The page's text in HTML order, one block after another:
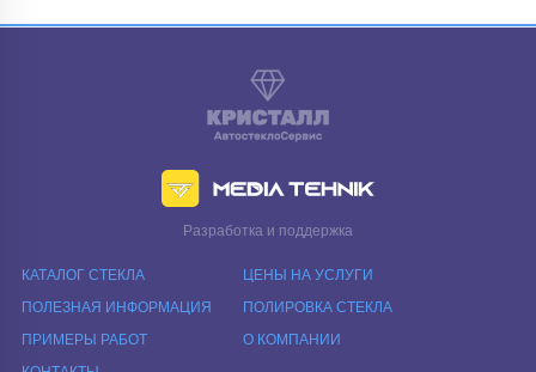
Разработка и поддержка
КАТАЛОГ СТЕКЛА
ЦЕНЫ НА УСЛУГИ
ПОЛЕЗНАЯ ИНФОРМАЦИЯ
ПОЛИРОВКА СТЕКЛА
ПРИМЕРЫ РАБОТ
О КОМПАНИИ